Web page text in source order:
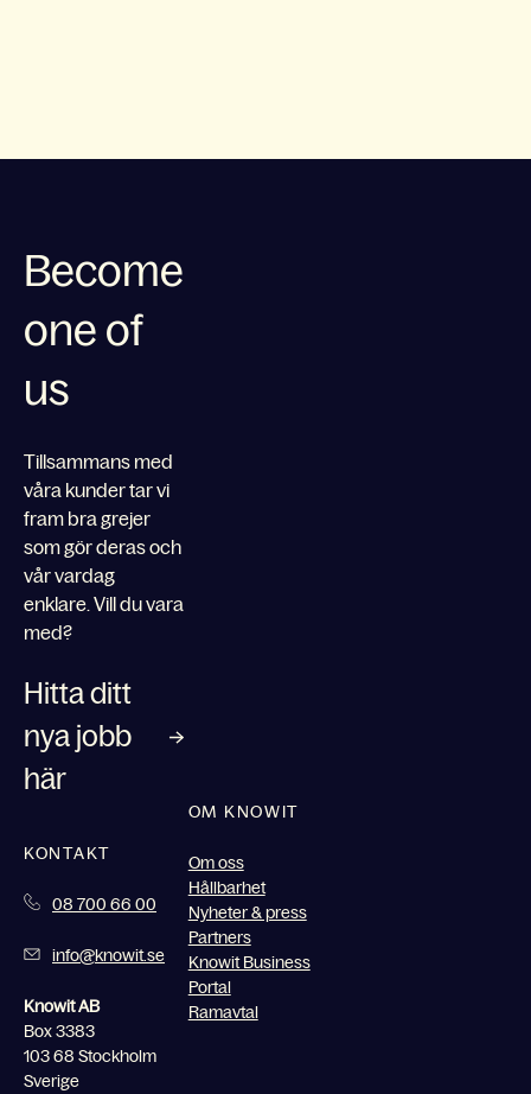
Become
one of
us
Tillsammans med
våra kunder tar vi
fram bra grejer
som gör deras och
vår vardag
enklare. Vill du vara
med?
Hitta ditt
nya jobb
här
KONTAKT
08 700 66 00
info@knowit.se
Knowit AB
Box 3383
103 68 Stockholm
Sverige
OM KNOWIT
Om oss
Hållbarhet
Nyheter & press
Partners
Knowit Business
Portal
Ramavtal